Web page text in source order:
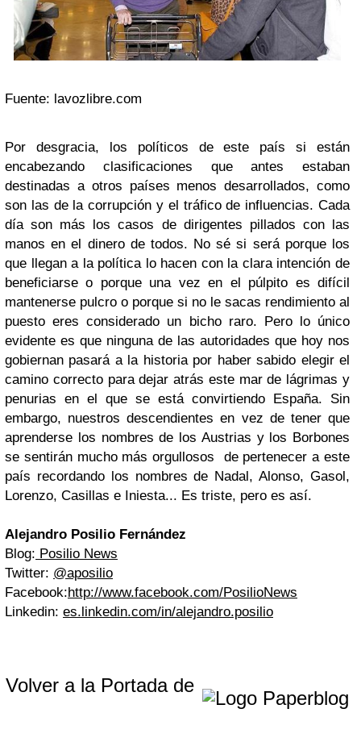
Fuente: lavozlibre.com
Por desgracia, los políticos de este país si están
encabezando clasificaciones que antes estaban
destinadas a otros países menos desarrollados, como
son las de la corrupción y el tráfico de influencias. Cada
día son más los casos de dirigentes pillados con las
manos en el dinero de todos. No sé si será porque los
que llegan a la política lo hacen con la clara intención de
beneficiarse o porque una vez en el púlpito es difícil
mantenerse pulcro o porque si no le sacas rendimiento al
puesto eres considerado un bicho raro. Pero lo único
evidente es que ninguna de las autoridades que hoy nos
gobiernan pasará a la historia por haber sabido elegir el
camino correcto para dejar atrás este mar de lágrimas y
penurias en el que se está convirtiendo España. Sin
embargo, nuestros descendientes en vez de tener que
aprenderse los nombres de los Austrias y los Borbones
se sentirán mucho más orgullosos de pertenecer a este
país recordando los nombres de Nadal, Alonso, Gasol,
Lorenzo, Casillas e Iniesta... Es triste, pero es así.
Alejandro Posilio Fernández
Blog: Posilio News
Twitter: @aposilio
Facebook:http://www.facebook.com/PosilioNews
Linkedin: es.linkedin.com/in/alejandro.posilio
Volver a la Portada de